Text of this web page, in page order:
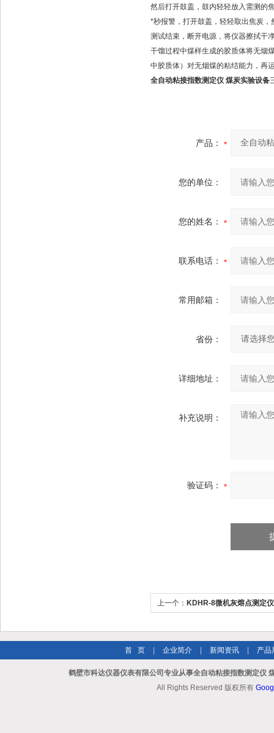
然后打开鼓盖，鼓内轻轻放入需测的
*秒报警，打开鼓盖，轻轻取出焦炭
测试结束，断开电源，将仪器擦拭干
干馏过程中煤样生成的胶质体将无烟
中胶质体）对无烟煤的粘结能力，再
全自动粘接指数测定仪 煤炭实验设备
产品：
您的单位：
您的姓名：
联系电话：
常用邮箱：
省份：
详细地址：
补充说明：
验证码：
上一个： KDHR-8微机灰熔点测定
首 页 企业简介 新闻资讯 产品
鹤壁市科达仪器仪表有限公司专业从事全自动粘接指数测定仪
All Rights Reserved 版权所有